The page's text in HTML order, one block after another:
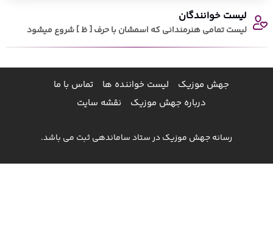
لیست خوانندگان
لیست تمامی هنرمندانی که اسمشان با حرف [ ظ ] شروع میشود
جهش موزیک لیست خواننده ها
تماس با ما
درباره جهش موزیک
نقشه سایت
رسانه جهش موزیک در ستاد ساماندهی ثبت می باشد.